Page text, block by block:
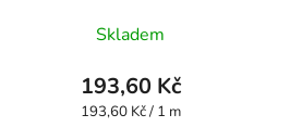
hodnocení
produktu
je
Skladem
193,60 Kč
Měrná
193,60 Kč / 1 m